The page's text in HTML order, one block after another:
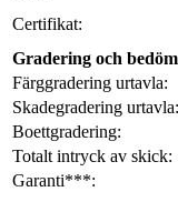
Certifikat:
Gradering och
Färggradering urtavla:
Skadegradering urtavla:
Boettgradering:
Totalt intryck av skick:
Garanti***: